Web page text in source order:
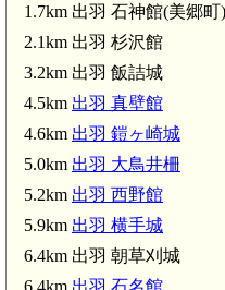
1.7km 出羽 石神館(美郷町)
2.1km 出羽 杉沢館
3.2km 出羽 飯詰城
4.5km 出羽 真壁館
4.6km 出羽 鎧ヶ崎城
5.0km 出羽 大鳥井柵
5.2km 出羽 西野館
5.9km 出羽 横手城
6.4km 出羽 朝草刈城
6.4km 出羽 石名館